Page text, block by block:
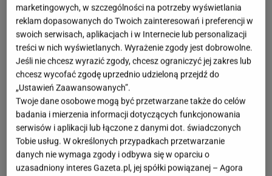
marketingowych, w szczególności na potrzeby wyświetlania
reklam dopasowanych do Twoich zainteresowań i preferencji w
swoich serwisach, aplikacjach i w Internecie lub personalizacji
treści w nich wyświetlanych. Wyrażenie zgody jest dobrowolne.
Jeśli nie chcesz wyrazić zgody, chcesz ograniczyć jej zakres lub
chcesz wycofać zgodę uprzednio udzieloną przejdź do
„Ustawień Zaawansowanych”.
Twoje dane osobowe mogą być przetwarzane także do celów
badania i mierzenia informacji dotyczących funkcjonowania
serwisów i aplikacji lub łączone z danymi dot. świadczonych
Tobie usług. W określonych przypadkach przetwarzanie
danych nie wymaga zgody i odbywa się w oparciu o
uzasadniony interes Gazeta.pl, jej spółki powiązanej – Agora